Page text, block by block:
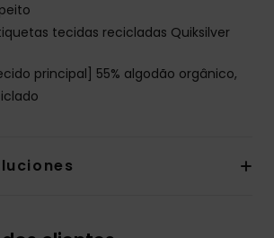
tecidas recicladas Quiksilver
principal] 55% algodão orgânico,